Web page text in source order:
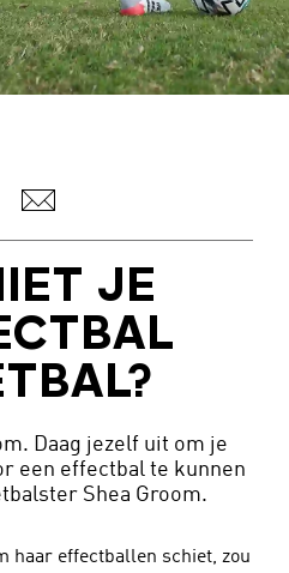
JE
Daag jezelf uit om je
een effectbal te kunnen
Shea Groom.
haar effectballen schiet, zou